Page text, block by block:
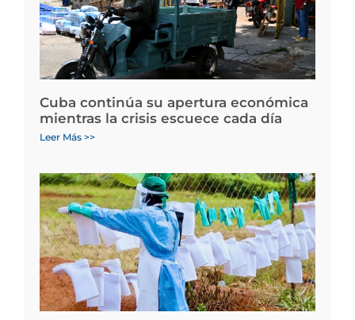
Cuba continúa su apertura económica
mientras la crisis escuece cada día
Leer Más >>